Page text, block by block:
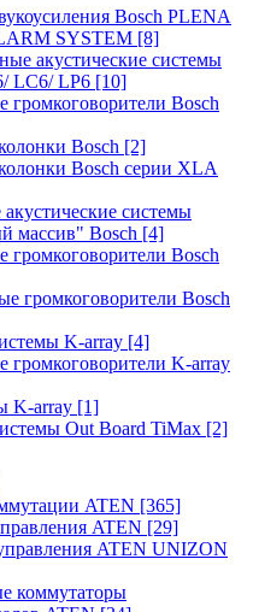
Bosch PLENA
SYSTEM [8]
акустические системы
LC6/ LP6 [10]
громкоговорители Bosch
Bosch [2]
Bosch серии XLA
системы
массив" Bosch [4]
громкоговорители Bosch
громкоговорители Bosch
K-array [4]
громкоговорители K-array
K-array [1]
Out Board TiMax [2]
ATEN [365]
ATEN [29]
ATEN UNIZON
коммутаторы